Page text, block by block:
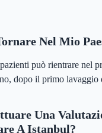
Nel Mio
può rientrare nel
dopo il primo lavaggio
Una
A Istanbul?